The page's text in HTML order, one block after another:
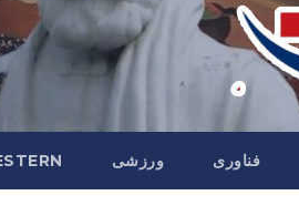
فناوری ورزشی